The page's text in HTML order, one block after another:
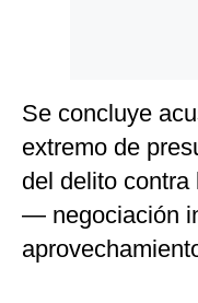
Se concluye
extremo de
del delito
— negociación